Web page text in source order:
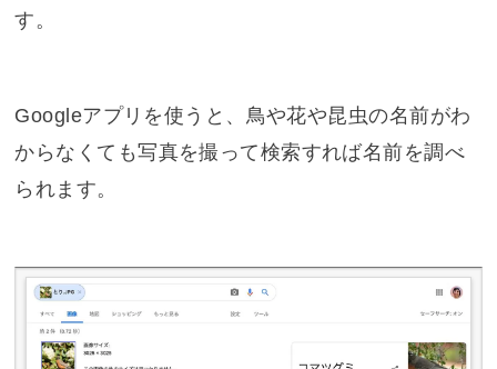
す。
Googleアプリを使うと、鳥や花や昆虫の名前がわ
からなくても写真を撮って検索すれば名前を調べ
られます。